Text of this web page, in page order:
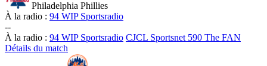
Philadelphia Phillies
À la radio : 94 WIP Sportsradio
--
À la radio : 94 WIP Sportsradio CJCL Sportsnet 590 The FAN
Détails du match